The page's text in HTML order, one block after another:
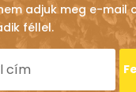
adjuk meg e-mail
féllel.